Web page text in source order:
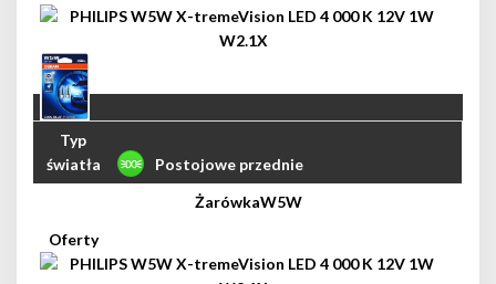
Postojowe przednie
W5W